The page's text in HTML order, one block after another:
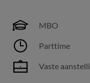
MBO
Parttime
Vaste